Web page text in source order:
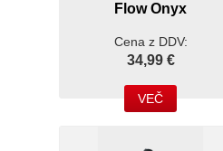
Flow Onyx
Cena z DDV:
34,99 €
VEČ